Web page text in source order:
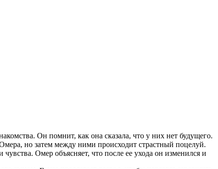
Он помнит, как она сказала, что у них нет будущего.
но затем между ними происходит страстный поцелуй.
Омер объясняет, что после ее ухода он изменился и